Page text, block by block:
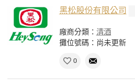
黑松股份有限公司
廠商分類： 清酒
攤位號碼：尚未更新
0